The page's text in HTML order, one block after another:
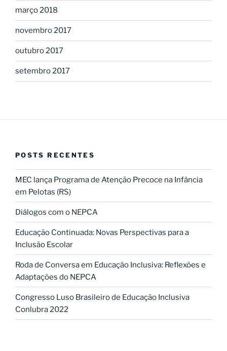
março 2018
novembro 2017
outubro 2017
setembro 2017
POSTS RECENTES
MEC lança Programa de Atenção Precoce na Infância
em Pelotas (RS)
Diálogos com o NEPCA
Educação Continuada: Novas Perspectivas para a
Inclusão Escolar
Roda de Conversa em Educação Inclusiva: Reflexões e
Adaptações do NEPCA
Congresso Luso Brasileiro de Educação Inclusiva
Conlubra 2022